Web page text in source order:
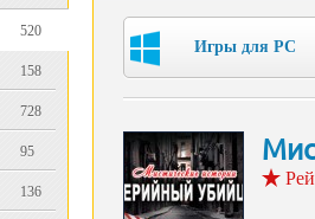
520
158
728
95
136
Игры для PC